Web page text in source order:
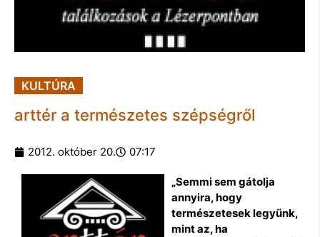
KULTÚRA
arttér a természetes szépségről
2012. október 20. 07:17
„Semmi sem gátolja
annyira, hogy
természetesek legyünk,
mint az, ha